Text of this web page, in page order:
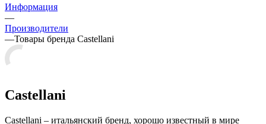
Информация
—
Производители
—Товары бренда Castellani
Castellani
Castellani – итальянский бренд, хорошо известный в мире